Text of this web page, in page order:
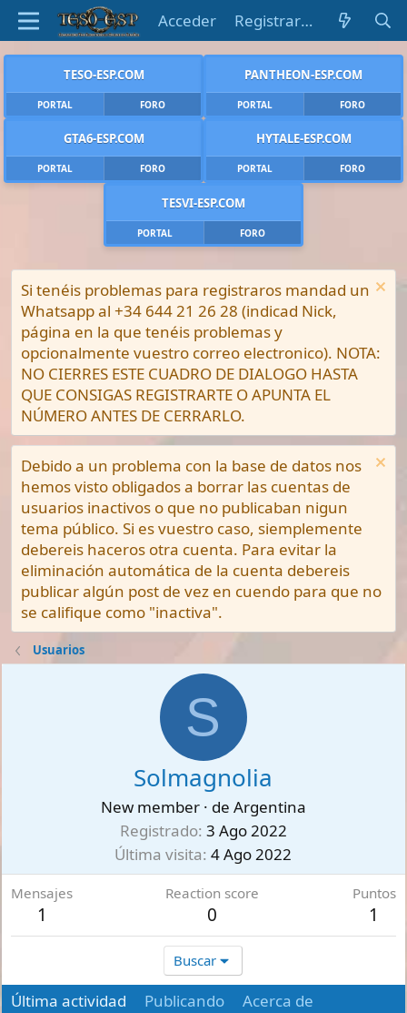
Acceder Registrarse
TESO-ESP.COM
PORTAL FORO
PANTHEON-ESP.COM
PORTAL FORO
GTA6-ESP.COM
PORTAL FORO
HYTALE-ESP.COM
PORTAL FORO
TESVI-ESP.COM
PORTAL FORO
Si tenéis problemas para registraros mandad un
Whatsapp al +34 644 21 26 28 (indicad Nick,
página en la que tenéis problemas y
opcionalmente vuestro correo electronico). NOTA:
NO CIERRES ESTE CUADRO DE DIALOGO HASTA
QUE CONSIGAS REGISTRARTE O APUNTA EL
NÚMERO ANTES DE CERRARLO.
Debido a un problema con la base de datos nos
hemos visto obligados a borrar las cuentas de
usuarios inactivos o que no publicaban nigun
tema público. Si es vuestro caso, siemplemente
debereis haceros otra cuenta. Para evitar la
eliminación automática de la cuenta debereis
publicar algún post de vez en cuendo para que no
se califique como "inactiva".
Usuarios
S
Solmagnolia
New member · de Argentina
Registrado 3 Ago 2022
Última visita 4 Ago 2022
Mensajes
1
Reaction score
0
Puntos
1
Buscar
Última actividad Publicando Acerca de